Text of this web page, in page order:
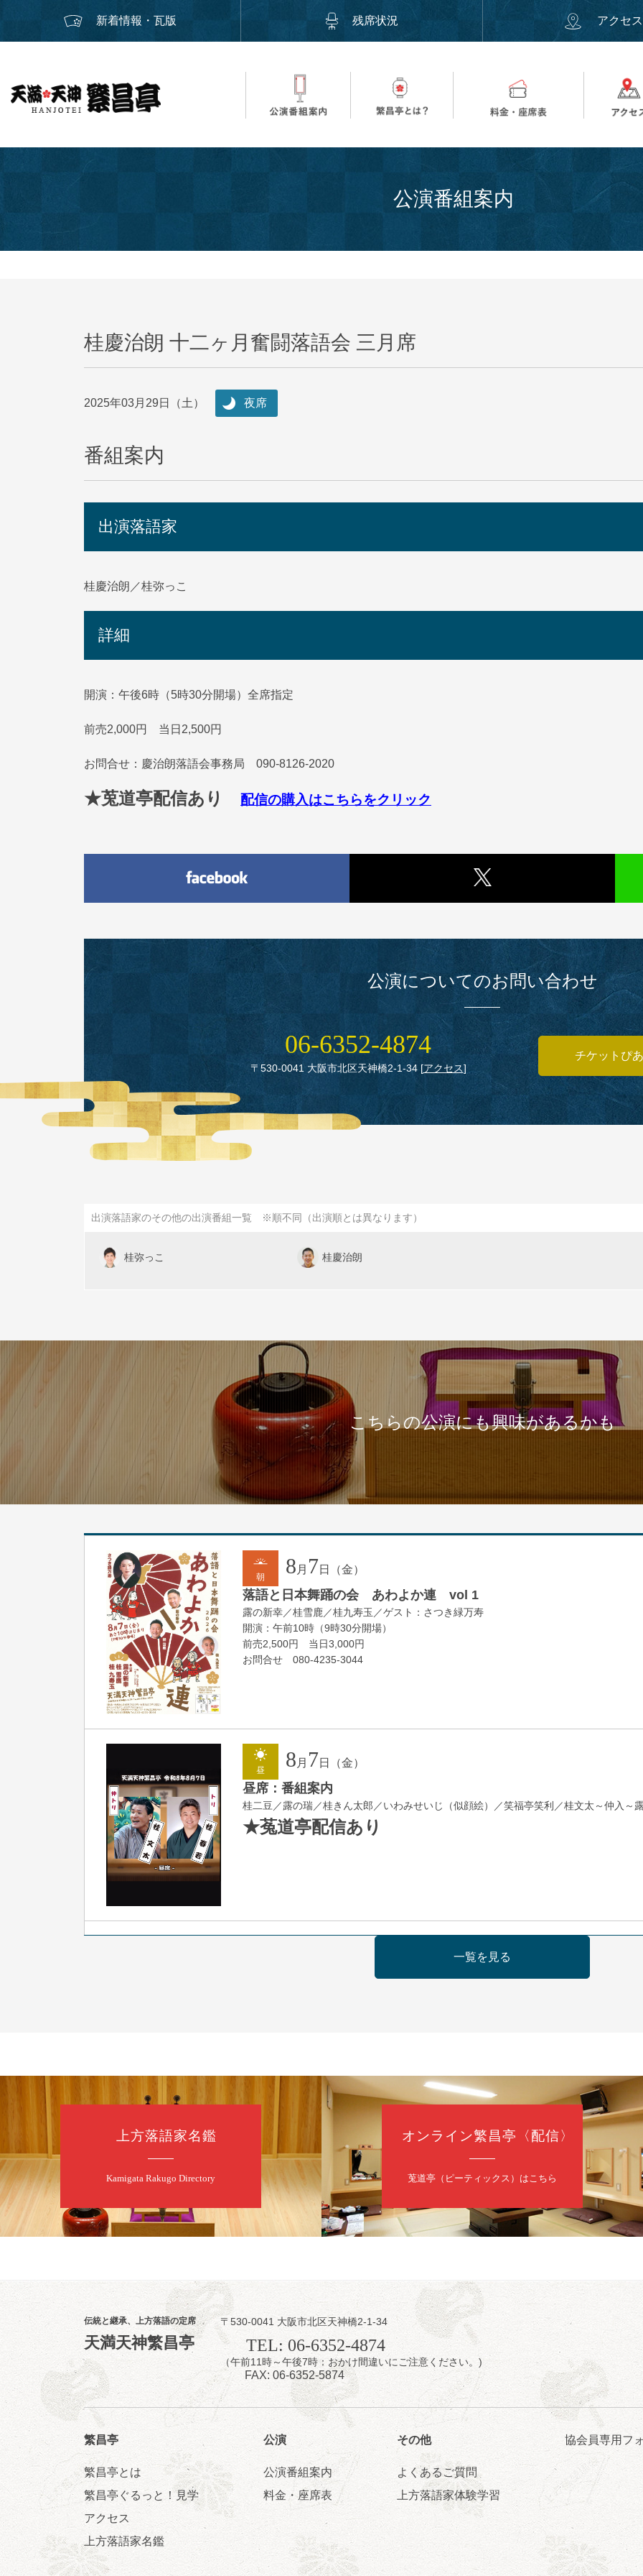
新着情報・瓦版 残席状況 アクセス
公演番組案内
桂慶治朗 十二ヶ月奮闘落語会 三月席
2025年03月29日（土） 夜席
番組案内
出演落語家
桂慶治朗／桂弥っこ
詳細
開演：午後6時（5時30分開場）全席指定
前売2,000円 当日2,500円
お問合せ：慶治朗落語会事務局 090-8126-2020
★莵道亭配信あり 配信の購入はこちらをクリック
公演についてのお問い合わせ
06‑6352‑4874
〒530‑0041 大阪市北区天神橋2‑1‑34[アクセス]
チケットぴ
出演落語家のその他の出演番組一覧 ※順不同（出演順とは異なります）
桂弥っこ 桂慶治朗
こちらの公演にも興味があるかも
朝 8月 7日（金）
落語と日本舞踊の会 あわよか連 vol 1
露の新幸／桂雪鹿／桂九寿玉／ゲスト：さつき緑万寿
開演：午前10時（9時30分開場）
前売2,500円 当日3,000円
お問合せ 080-4235-3044
昼 8 月 7日（金）
昼席：番組案内
桂二豆／露の瑞／桂きん太郎／いわみせいじ（似顔絵）／笑福亭笑利／桂文太～仲入～
★菟道亭配信あり
噺家が落語と芝居をしてみる会
朝 8 日（土）
第2回 智之介・力造 二人会
笑福亭智之介「昭和任侠伝」「天王寺詣り」／桂力造「桃太郎」「本膳」／桂二豆「開
開演：午前10時（9時30分開場）
前売2,000円 当日 2,500円
お問合せ：智之介・力造 二人会事務局 090-7762-6268
昼席：番組案内
桂九寿玉／露の瑞／桂きん太郎／いわみせいじ（似顔絵）／桂米之助／桂文太～仲入～
★菟道亭配信あり
夜 8 月8日（土）
小痴楽・三語のさるごりら落語会 2026
桂三語／柳亭小痴楽 他
開演：午後6時（5時30分開場）全席指定
前売3,500円 当日4,000円
一覧を見る
上方落語家名鑑
Kamigata Rakugo Directory
オンライン繁昌亭〈配信〉
莵道亭（ピーティックス）はこちら
伝統と継承、上方落語の定席
天満天神繁昌亭
〒530-0041 大阪市北区天神橋2-1-34
TEL: 06-6352-4874
（午前11時～午後7時：おかけ間違いにご注意ください。)
FAX: 06-6352-5874
繁昌亭
繁昌亭とは
繁昌亭ぐるっと！見学
アクセス
上方落語家名鑑
公演
公演番組案内
料金・座席表
その他
よくあるご質問
上方落語家体験学習
協会員専用フ